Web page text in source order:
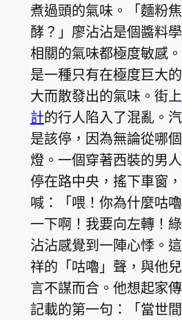
煮過頭的氣味。「麵粉
酵？」廖沾沾是個醬料
相關的氣味都極度敏感
是一種只有在極度巨大
大而散發出的氣味。街上
計的行人陷入了混亂。
是該停，因為無論從哪
燈。一個穿著西裝的男
停在路中央，搖下車窗
喊：「喂！你為什麼咕
一下啊！我要向左轉！
沾沾感覺到一陣心悸。
祥的「咕嚕」聲，與他
言不謀而合。他想起家
記載的第一句：「當世